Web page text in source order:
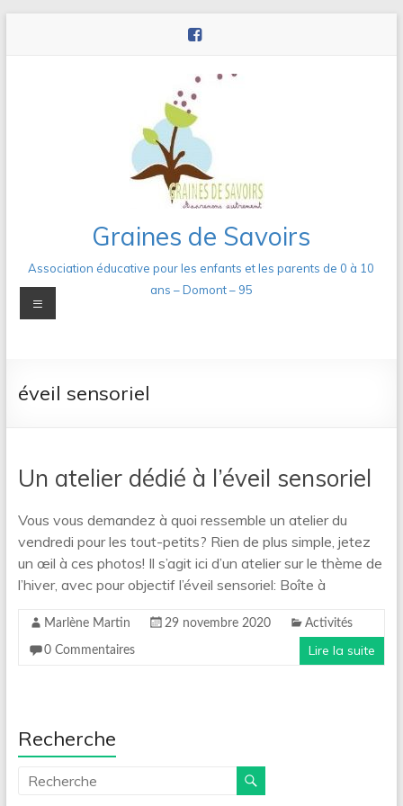
Graines de Savoirs
Association éducative pour les enfants et les parents de 0 à 10
ans – Domont – 95
Menu
éveil sensoriel
Un atelier dédié à l’éveil sensoriel
Vous vous demandez à quoi ressemble un atelier du
vendredi pour les tout-petits? Rien de plus simple, jetez
un œil à ces photos! Il s’agit ici d’un atelier sur le thème de
l’hiver, avec pour objectif l’éveil sensoriel: Boîte à
Marlène Martin 29 novembre 2020 Activités
0 Commentaires Lire la suite
Recherche